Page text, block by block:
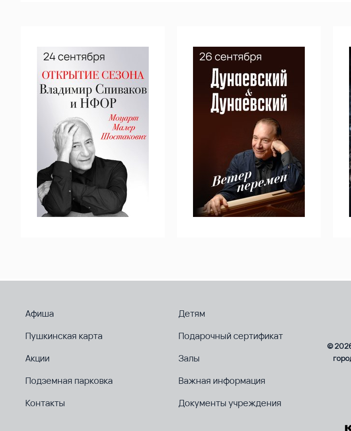
Афиша
Детям
Пушкинская карта
Подарочный сертификат
Акции
Залы
Подземная парковка
Важная информация
Контакты
Документы учреждения
©